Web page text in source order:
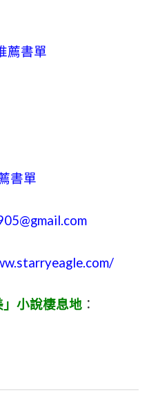
薦書單
書單
小說棲息地 ：